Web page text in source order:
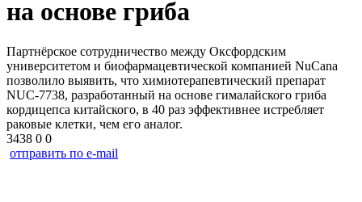
на основе гриба
Партнёрское сотрудничество между Оксфордским
университетом и биофармацевтической компанией NuCana
позволило выявить, что химиотерапевтический препарат
NUC-7738, разработанный на основе гималайского гриба
кордицепса китайского, в 40 раз эффективнее истребляет
раковые клетки, чем его аналог.
3438 0 0
отправить по e-mail